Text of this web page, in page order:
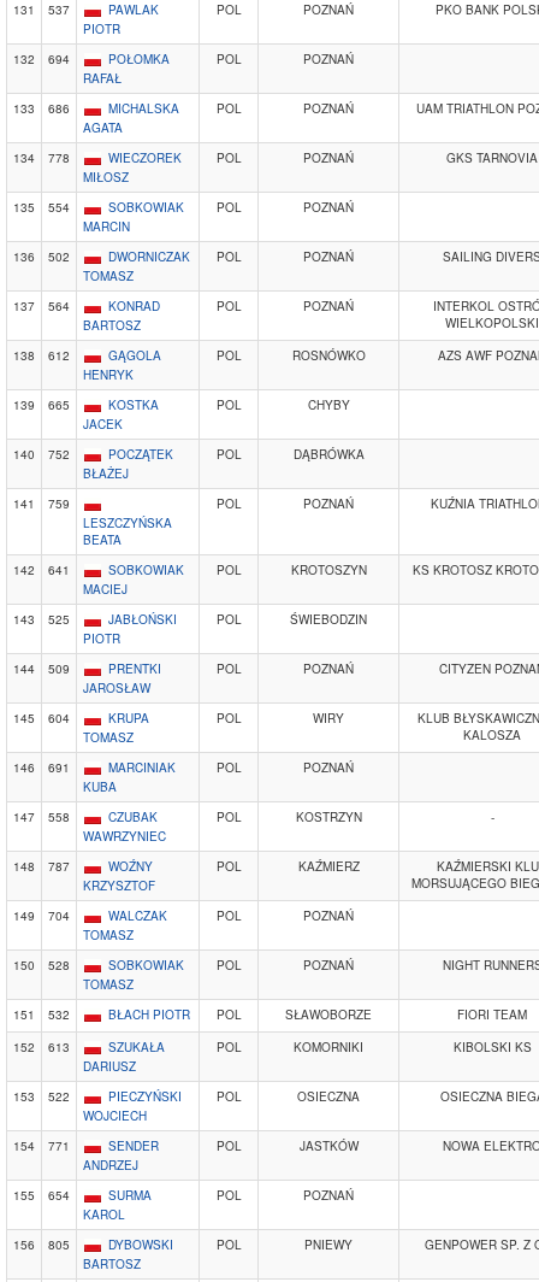
131 537
PAWLAK
PIOTR
POL POZNAŃ PKO BANK
132 694
POŁOMKA
RAFAŁ
POL POZNAŃ
133 686
MICHALSKA
AGATA
POL POZNAŃ UAM TRIATHLON
134 778
WIECZOREK
MIŁOSZ
POL POZNAŃ GKS TARNOVIA
135 554
SOBKOWIAK
MARCIN
POL POZNAŃ
136 502
DWORNICZAK
TOMASZ
POL POZNAŃ SAILING
137 564
KONRAD
BARTOSZ
POL POZNAŃ
INTERKOL
WIELKOPOLSKI
138
612
GĄGOLA
HENRYK
POL ROSNÓWKO AZS AWF
139 665
KOSTKA
JACEK
POL CHYBY
140 752
POCZĄTEK
BŁAŻEJ
POL DĄBRÓWKA
141
759
LESZCZYŃSKA
BEATA
POL POZNAŃ KUŹNIA
142 641
SOBKOWIAK
MACIEJ
POL KROTOSZYN KS KROTOSZ
143 525
JABŁOŃSKI
PIOTR
POL ŚWIEBODZIN
144 509
PRENTKI
JAROSŁAW
POL POZNAŃ CITYZEN
145 604
KRUPA
TOMASZ
POL WIRY
KLUB
KALOSZA
146
691
MARCINIAK
KUBA
POL POZNAŃ
147 558
CZUBAK
WAWRZYNIEC
POL KOSTRZYN -
148 787
WOŹNY
KRZYSZTOF
POL KAŹMIERZ
KAŹMIERSKI
MORSUJĄCEGO
149
704
WALCZAK
TOMASZ
POL POZNAŃ
150 528
SOBKOWIAK
TOMASZ
POL POZNAŃ NIGHT
151 532 BŁACH PIOTR POL SŁAWOBORZE
FIORI TEAM
152
613
SZUKAŁA
DARIUSZ
POL KOMORNIKI KIBOLSKI KS
153 522
PIECZYŃSKI
WOJCIECH
POL OSIECZNA OSIECZNA
154 771
SENDER
ANDRZEJ
POL JASTKÓW NOWA
155 654
SURMA
KAROL
POL POZNAŃ
156 805
DYBOWSKI
BARTOSZ
POL PNIEWY GENPOWER SP. Z